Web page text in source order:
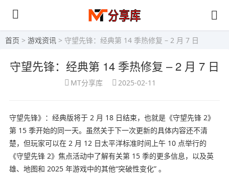
首页 > 游戏资讯 > 守望先锋：经典第 14 季热修复 – 2 月 7 日
守望先锋：经典第 14 季热修复 – 2 月 7 日
MT分享库 2025-02-11
守望先锋》：经典版将于 2 月 18 日结束，也就是《守望先锋 2》
第 15 季开始的同一天。虽然关于下一次更新的具体内容还不清
楚，但玩家可以在 2 月 12 日太平洋标准时间上午 10 点举行的
《守望先锋 2》焦点活动中了解有关第 15 季的更多信息，以及英
雄、地图和 2025 年游戏中的其他“突破性变化” 。